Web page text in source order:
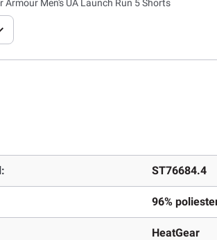
Armour Men's UA Launch Run 5 Shorts
ST76684.4
96%
HeatGear